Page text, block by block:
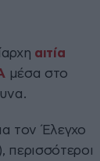
αιτία
μέσα στο
τον Έλεγχο
περισσότεροι